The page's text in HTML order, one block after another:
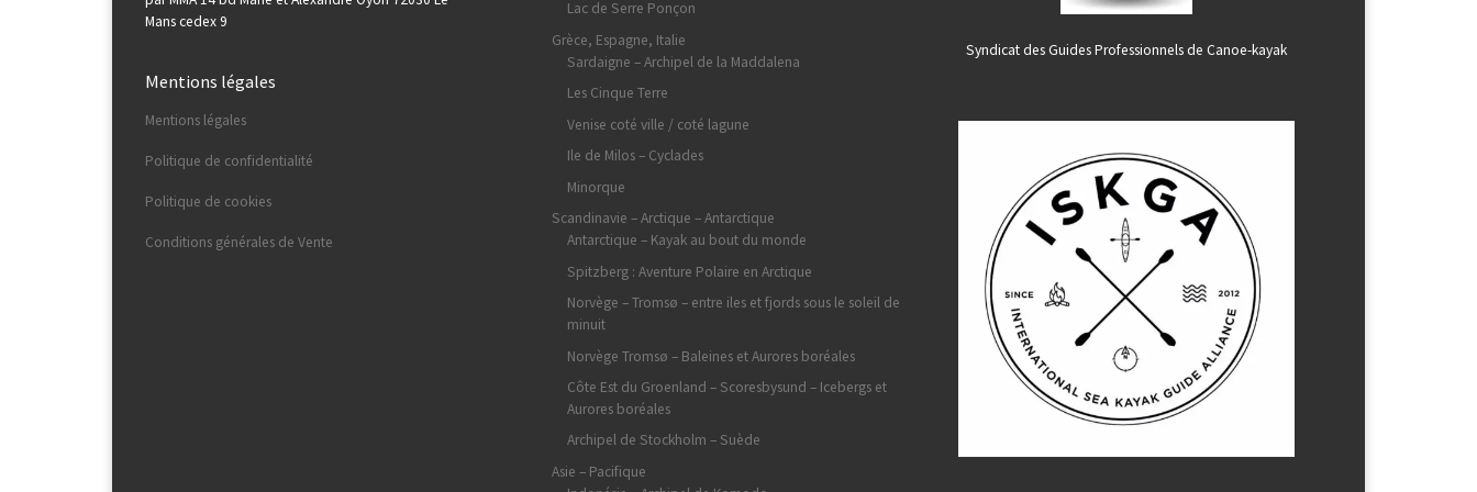
Mans cedex 9
Mentions légales
Mentions légales
Politique de confidentialité
Politique de cookies
Conditions générales de Vente
Lac de Serre Ponçon
Grèce, Espagne, Italie
Sardaigne – Archipel de la Maddalena
Les Cinque Terre
Venise coté ville / coté lagune
Ile de Milos – Cyclades
Minorque
Scandinavie – Arctique – Antarctique
Antarctique – Kayak au bout du monde
Spitzberg : Aventure Polaire en Arctique
Norvège – Tromsø – entre iles et fjords sous le soleil de
minuit
Norvège Tromsø – Baleines et Aurores boréales
Côte Est du Groenland – Scoresbysund – Icebergs et
Aurores boréales
Archipel de Stockholm – Suède
Asie – Pacifique
Syndicat des Guides Professionnels de Canoe-kayak